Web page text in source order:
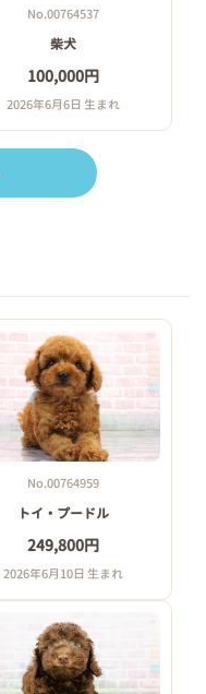
No.00764537
柴犬
100,000円
2026年6月6日 生まれ
No.00764959
トイ・プードル
249,800円
2026年6月10日 生まれ